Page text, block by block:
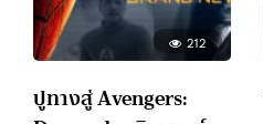
212
ปูทางสู่ Avengers: